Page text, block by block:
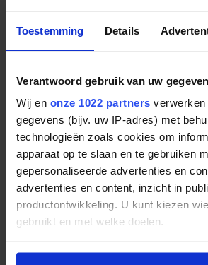
Toestemming Details
Verantwoord gebruik van uw
Wij en onze 1022 partners verwerken
gegevens (bijv. uw IP-adres) met
technologieën zoals cookies om
apparaat op te slaan en te gebruiken
gepersonaliseerde advertenties en
advertenties en content, inzicht in
productontwikkeling. U kunt kiezen
gebruikt en met welke doelen.
Als u het toestaat, willen we ook